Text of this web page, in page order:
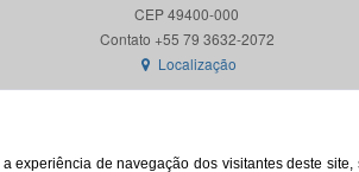
experiência de navegação dos visitantes deste
CEP 49400-000
Localização